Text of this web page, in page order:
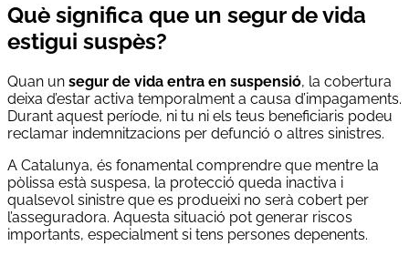
Què significa que un segur de vida
estigui suspès?
Quan un segur de vida entra en suspensió, la cobertura
deixa d’estar activa temporalment a causa d’impagaments.
Durant aquest període, ni tu ni els teus beneficiaris podeu
reclamar indemnitzacions per defunció o altres sinistres.
A Catalunya, és fonamental comprendre que mentre la
pòlissa està suspesa, la protecció queda inactiva i
qualsevol sinistre que es produeixi no serà cobert per
l’asseguradora. Aquesta situació pot generar riscos
importants, especialment si tens persones depenents.